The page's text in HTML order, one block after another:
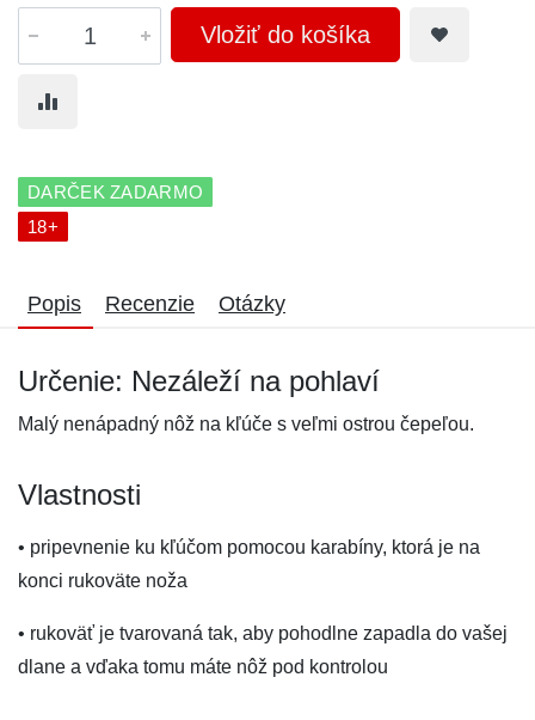
Vložiť do košíka
DARČEK ZADARMO
18+
Popis Recenzie Otázky
Určenie: Nezáleží na pohlaví
Malý nenápadný nôž na kľúče s veľmi ostrou čepeľou.
Vlastnosti
• pripevnenie ku kľúčom pomocou karabíny, ktorá je na
konci rukoväte noža
• rukoväť je tvarovaná tak, aby pohodlne zapadla do vašej
dlane a vďaka tomu máte nôž pod kontrolou